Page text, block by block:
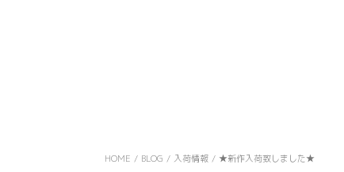
HOME / BLOG / 入荷情報 / ★新作入荷致しました★